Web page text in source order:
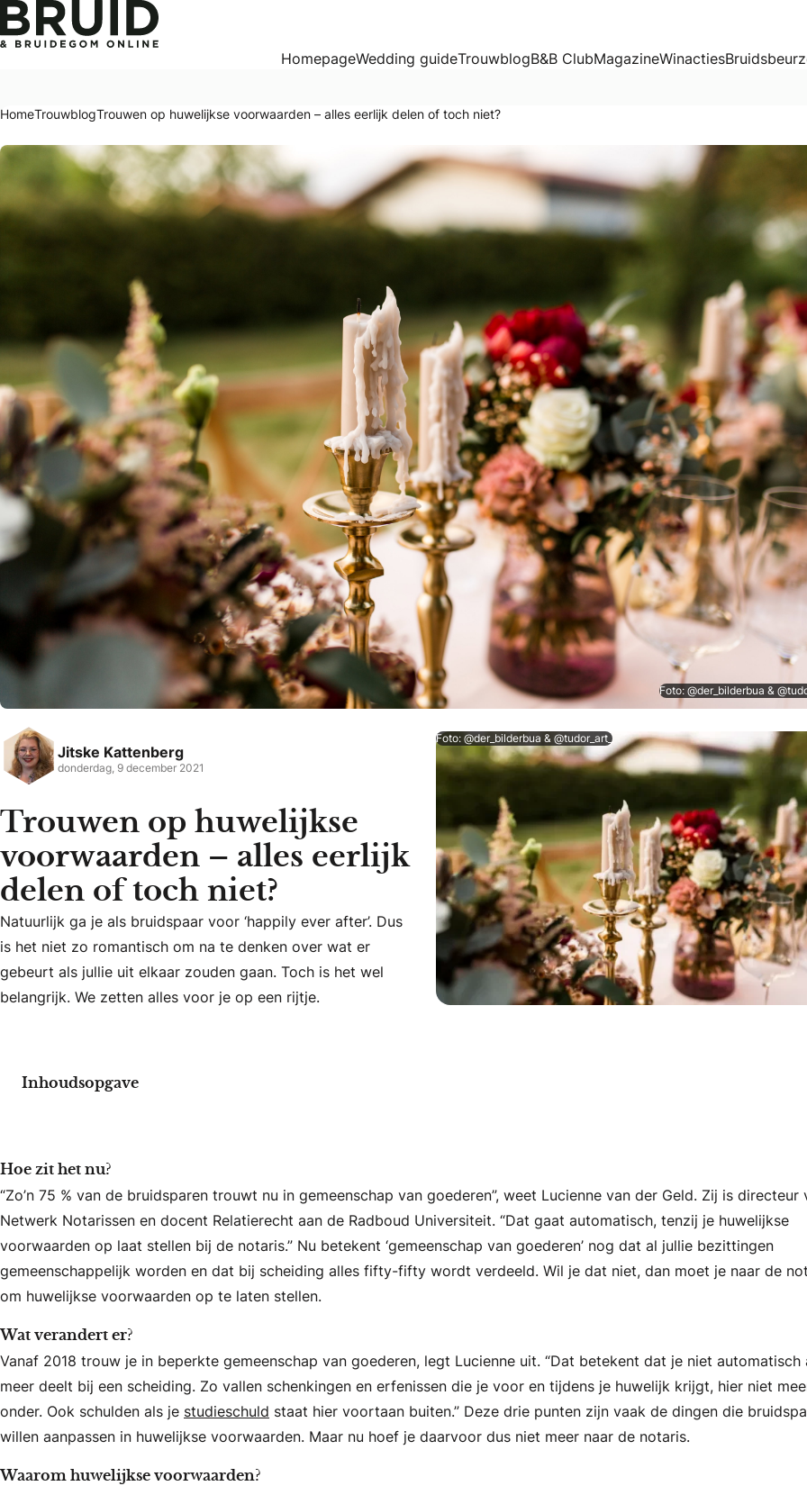
Trouwen op huwelijkse voorwaarden – alles eerlijk delen of toch niet?
HomepageWedding guideTrouwblogB&B ClubMagazineWinacties
HomeTrouwblogTrouwen op huwelijkse voorwaarden – alles eerlijk delen of toch niet?
Foto: @der_bilderbua &
Jitske Kattenberg
donderdag, 9 december 2021
Trouwen op huwelijkse
voorwaarden – alles eerlijk
delen of toch niet?
Natuurlijk ga je als bruidspaar voor ‘happily ever after’. Dus is het niet zo romantisch om na te denken over wat er
Natuurlijk ga je als bruidspaar voor ‘happily ever after’. Dus
is het niet zo romantisch om na te denken over wat er
gebeurt als jullie uit elkaar zouden gaan. Toch is het wel
belangrijk. We zetten alles voor je op een rijtje.
Foto: @der_bilderbua & @tudor_art_
Inhoudsopgave
Hoe zit het nu?
“Zo’n 75 % van de bruidsparen trouwt nu in gemeenschap van goederen”, weet Lucienne van der Geld. Zij is directeur
Netwerk Notarissen en docent Relatierecht aan de Radboud Universiteit. “Dat gaat automatisch, tenzij je huwelijkse
voorwaarden op laat stellen bij de notaris.” Nu betekent ‘gemeenschap van goederen’ nog dat al jullie bezittingen
gemeenschappelijk worden en dat bij scheiding alles fifty-fifty wordt verdeeld. Wil je dat niet, dan moet je naar de
om huwelijkse voorwaarden op te laten stellen.
Wat verandert er?
Vanaf 2018 trouw je in beperkte gemeenschap van goederen, legt Lucienne uit. “Dat betekent dat je niet automatisch
meer deelt bij een scheiding. Zo vallen schenkingen en erfenissen die je voor en tijdens je huwelijk krijgt, hier niet
onder. Ook schulden als je studieschuld staat hier voortaan buiten.” Deze drie punten zijn vaak de dingen die
willen aanpassen in huwelijkse voorwaarden. Maar nu hoef je daarvoor dus niet meer naar de notaris.
Waarom huwelijkse voorwaarden?